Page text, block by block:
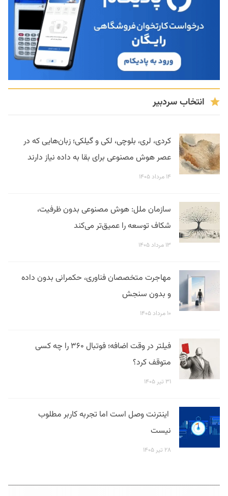
انتخاب سردبیر
کردی، لری، بلوچی، لکی و گیلکی؛ زبان‌هایی که در
عصر هوش مصنوعی برای بقا به داده نیاز دارند
۱۴ مرداد ۱۴۰۵
سازمان ملل: هوش مصنوعی بدون ظرفیت،
شکاف توسعه را عمیق‌تر می‌کند
۱۳ مرداد ۱۴۰۵
مهاجرت متخصصان فناوری، حکمرانی بدون داده
و بدون سنجش
۱۰ مرداد ۱۴۰۵
فیلتر در وقت اضافه؛ فوتبال ۳۶۰ را چه کسی
متوقف کرد؟
۳۱ تیر ۱۴۰۵
اینترنت وصل است اما تجربه کاربر مطلوب
نیست
۲۸ تیر ۱۴۰۵